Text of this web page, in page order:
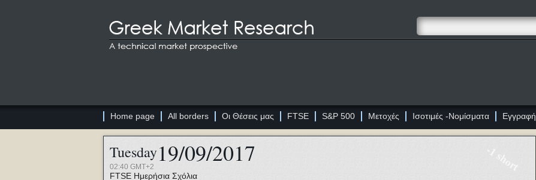
Home page All borders Οι Θέσεις μας FTSE S&P 500 Μετοχές Ισοτιμές -Νομίσματα Εγγραφή
Tuesday19/09/2017
02:40 GMT+2
FTSE Ημερήσια Σχόλια
-1 short